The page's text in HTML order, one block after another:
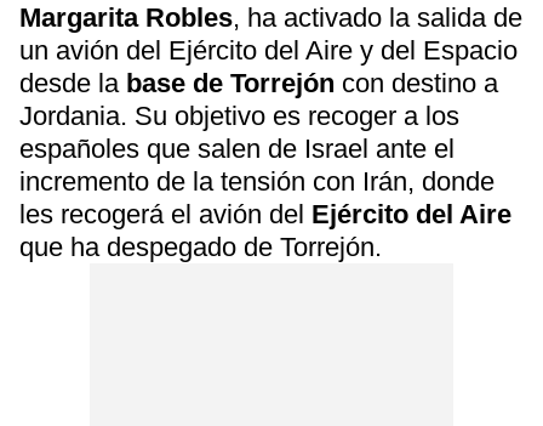
Margarita Robles, ha activado la salida de
un avión del Ejército del Aire y del Espacio
desde la base de Torrejón con destino a
Jordania. Su objetivo es recoger a los
españoles que salen de Israel ante el
incremento de la tensión con Irán, donde
les recogerá el avión del Ejército del Aire
que ha despegado de Torrejón.